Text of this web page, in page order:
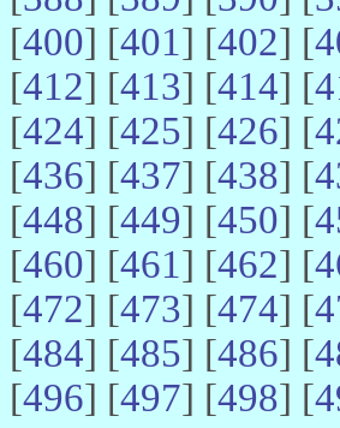
[400] [401] [402] [
[412] [413] [414] [
[424] [425] [426] [
[436] [437] [438] [
[448] [449] [450] [
[460] [461] [462] [
[472] [473] [474] [
[484] [485] [486] [
[496] [497] [498] [